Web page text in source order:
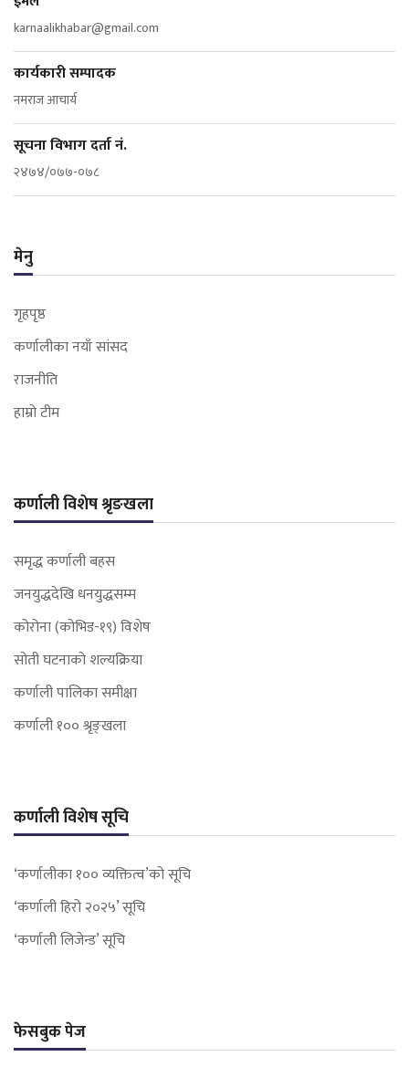
karnaalikhabar@gmail.com
कार्यकारी सम्पादक
नमराज आचार्य
सूचना विभाग दर्ता नं.
२४७४/०७७-०७८
मेनु
गृहपृष्ठ
कर्णालीका नयाँ सांसद
राजनीति
हाम्रो टीम
कर्णाली विशेष श्रृङखला
समृद्ध कर्णाली बहस
जनयुद्धदेखि धनयुद्धसम्म
कोरोना (कोभिड-१९) विशेष
सोती घटनाको शल्यक्रिया
कर्णाली पालिका समीक्षा
कर्णाली १०० श्रृङ्खला
कर्णाली विशेष सूचि
‘कर्णालीका १०० व्यक्तित्व’को सूचि
‘कर्णाली हिरो २०२५’ सूचि
‘कर्णाली लिजेन्ड’ सूचि
फेसबुक पेज